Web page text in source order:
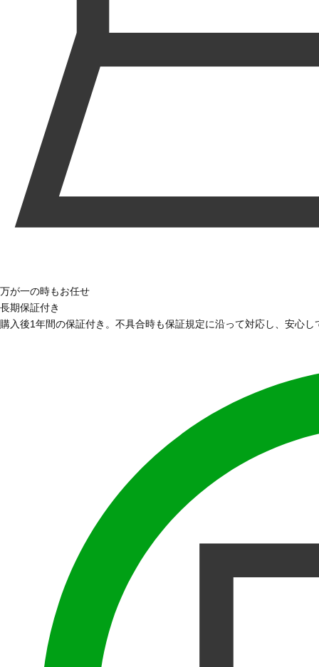
万が一の時もお任せ
長期保証付き
購入後1年間の保証付き。不具合時も保証規定に沿って対応し、安心